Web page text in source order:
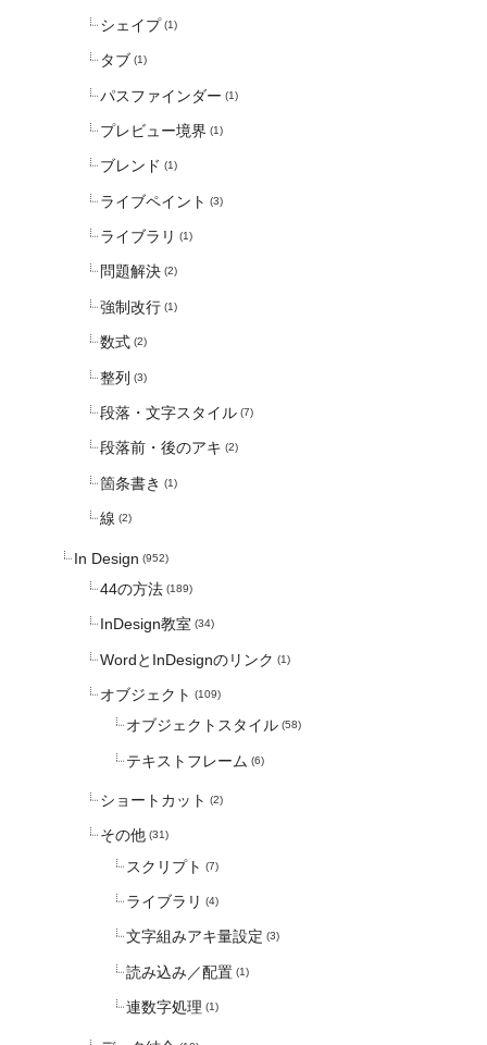
シェイプ (1)
タブ (1)
パスファインダー (1)
プレビュー境界 (1)
ブレンド (1)
ライブペイント (3)
ライブラリ (1)
問題解決 (2)
強制改行 (1)
数式 (2)
整列 (3)
段落・文字スタイル (7)
段落前・後のアキ (2)
箇条書き (1)
線 (2)
In Design (952)
44の方法 (189)
InDesign教室 (34)
WordとInDesignのリンク (1)
オブジェクト (109)
オブジェクトスタイル (58)
テキストフレーム (6)
ショートカット (2)
その他 (31)
スクリプト (7)
ライブラリ (4)
文字組みアキ量設定 (3)
読み込み／配置 (1)
連数字処理 (1)